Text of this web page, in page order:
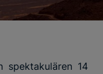
spektakulären 14